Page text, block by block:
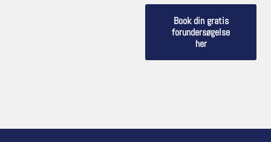
Book din gratis
forundersøgelse
her